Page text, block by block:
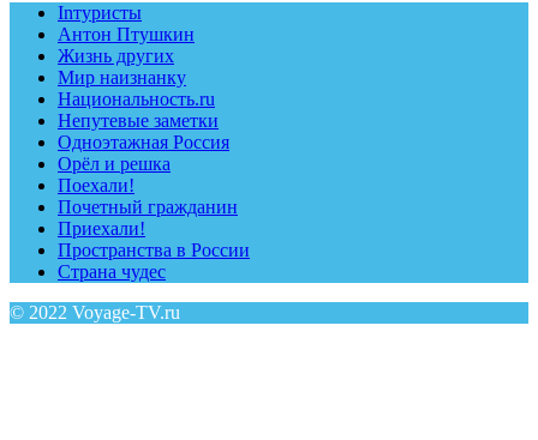
Inтуристы
Антон Птушкин
Жизнь других
Мир наизнанку
Национальность.ru
Непутевые заметки
Одноэтажная Россия
Орёл и решка
Поехали!
Почетный гражданин
Приехали!
Пространства в России
Страна чудес
© 2022 Voyage-TV.ru